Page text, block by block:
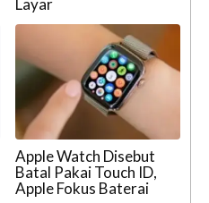
Layar
Apple Watch Disebut
Batal Pakai Touch ID,
Apple Fokus Baterai